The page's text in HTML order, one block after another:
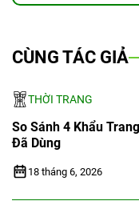
CÙNG TÁC GIẢ
THỜI TRANG
So Sánh 4 Khẩu
Đã Dùng
18 tháng 6, 2026